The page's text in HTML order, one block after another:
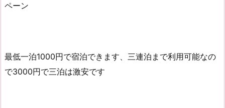
ペーン
最低一泊1000円で宿泊できます、三連泊まで利用可能なの
で3000円で三泊は激安です